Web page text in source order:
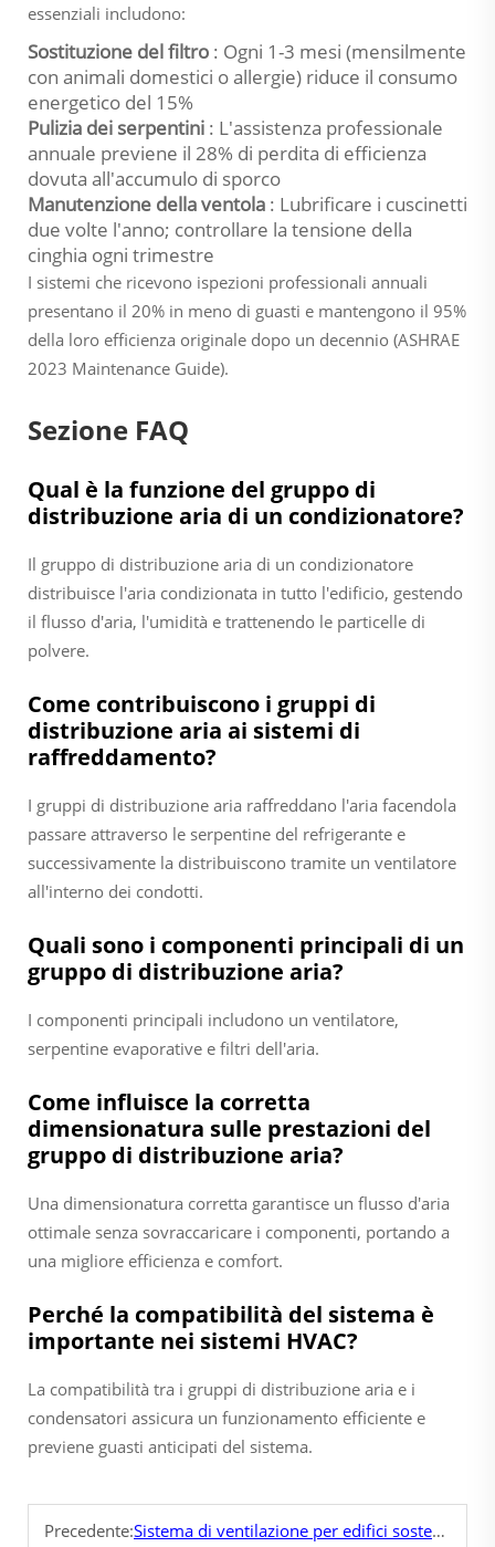
essenziali includono:
Sostituzione del filtro : Ogni 1-3 mesi (mensilmente
con animali domestici o allergie) riduce il consumo
energetico del 15%
Pulizia dei serpentini : L'assistenza professionale
annuale previene il 28% di perdita di efficienza
dovuta all'accumulo di sporco
Manutenzione della ventola : Lubrificare i cuscinetti
due volte l'anno; controllare la tensione della
cinghia ogni trimestre
I sistemi che ricevono ispezioni professionali annuali
presentano il 20% in meno di guasti e mantengono il 95%
della loro efficienza originale dopo un decennio (ASHRAE
2023 Maintenance Guide).
Sezione FAQ
Qual è la funzione del gruppo di
distribuzione aria di un condizionatore?
Il gruppo di distribuzione aria di un condizionatore
distribuisce l'aria condizionata in tutto l'edificio, gestendo
il flusso d'aria, l'umidità e trattenendo le particelle di
polvere.
Come contribuiscono i gruppi di
distribuzione aria ai sistemi di
raffreddamento?
I gruppi di distribuzione aria raffreddano l'aria facendola
passare attraverso le serpentine del refrigerante e
successivamente la distribuiscono tramite un ventilatore
all'interno dei condotti.
Quali sono i componenti principali di un
gruppo di distribuzione aria?
I componenti principali includono un ventilatore,
serpentine evaporative e filtri dell'aria.
Come influisce la corretta
dimensionatura sulle prestazioni del
gruppo di distribuzione aria?
Una dimensionatura corretta garantisce un flusso d'aria
ottimale senza sovraccaricare i componenti, portando a
una migliore efficienza e comfort.
Perché la compatibilità del sistema è
importante nei sistemi HVAC?
La compatibilità tra i gruppi di distribuzione aria e i
condensatori assicura un funzionamento efficiente e
previene guasti anticipati del sistema.
Precedente:Sistema di ventilazione per edifici sostenibili